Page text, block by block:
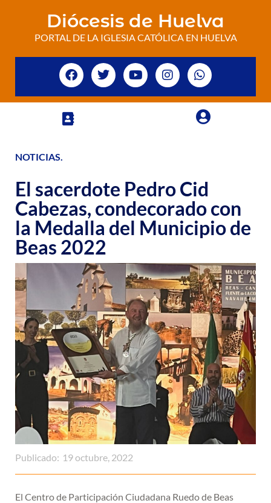
Diócesis de Huelva
PORTAL DE LA IGLESIA CATÓLICA EN HUELVA
NOTICIAS.
El sacerdote Pedro Cid
Cabezas, condecorado con
la Medalla del Municipio de
Beas 2022
Publicado: 19 octubre, 2022
El Centro de Participación Ciudadana Ruedo de Beas